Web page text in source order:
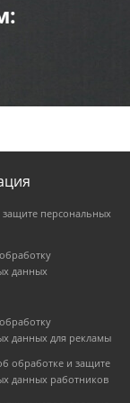
персональных
данных
данных для рекламы
обработке и защите
данных работников